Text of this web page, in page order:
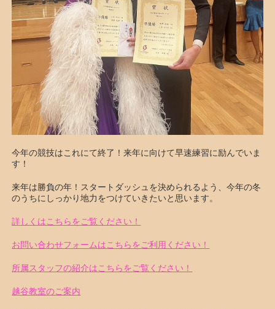
今年の競技はこれにて終了！来年に向けて早速練習に励んでいま
す！
来年は勝負の年！スタートダッシュを決められるよう、今年の冬
のうちにしっかり地力をつけていきたいと思います。
詳しくはこちらをご覧ください！
お問い合わせフォームはこちらをご利用ください！
所属スタッフの紹介はこちらをご覧ください！
越谷教室のご案内